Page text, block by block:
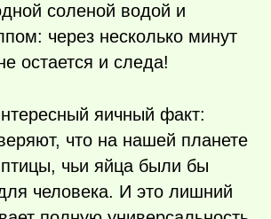
соленой водой и
через несколько минут
остается и следа!
яичный факт:
что на нашей планете
чьи яйца были бы
человека. И это лишний